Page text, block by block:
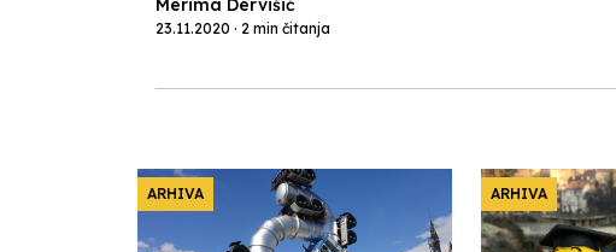
Merima Dervišić
23.11.2020 · 2 min čitanja
ARHIVA ARHIVA